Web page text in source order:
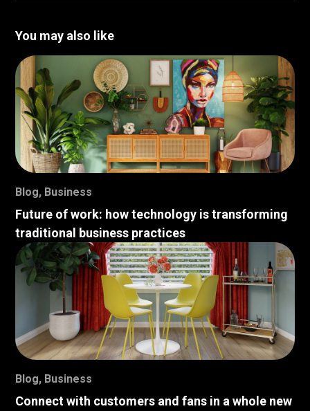
You may also like
Blog, Business
Future of work: how technology is transforming
traditional business practices
Blog, Business
Connect with customers and fans in a whole new